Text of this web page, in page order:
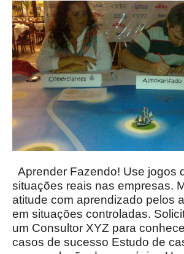
Aprender Fazendo! Use jogos
situações reais nas empresas.
atitude com aprendizado pelos
em situações controladas.
um Consultor XYZ para
casos de sucesso Estudo de